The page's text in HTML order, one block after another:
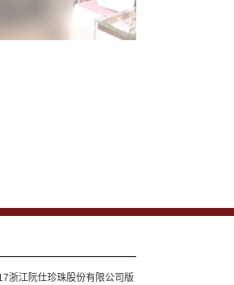
浙江阮仕珍珠股份有限公司版